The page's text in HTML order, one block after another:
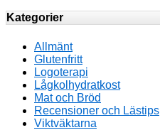
Kategorier
Allmänt
Glutenfritt
Logoterapi
Lågkolhydratkost
Mat och Bröd
Recensioner och Lästips
Viktväktarna